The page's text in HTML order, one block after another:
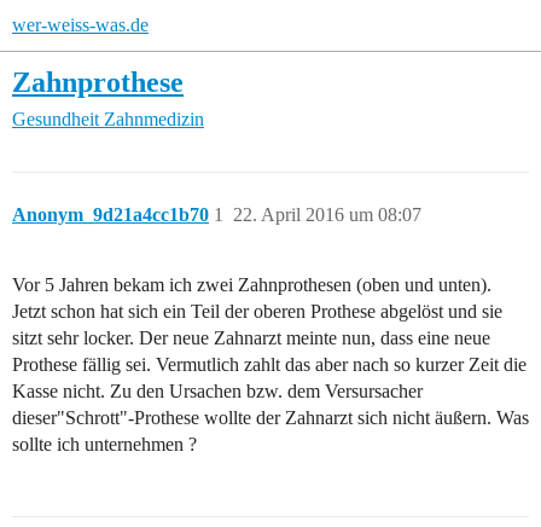
wer-weiss-was.de
Zahnprothese
Gesundheit Zahnmedizin
Anonym_9d21a4cc1b70 22. April 2016 um 08:07
1
Vor 5 Jahren bekam ich zwei Zahnprothesen (oben und unten).
Jetzt schon hat sich ein Teil der oberen Prothese abgelöst und sie
sitzt sehr locker. Der neue Zahnarzt meinte nun, dass eine neue
Prothese fällig sei. Vermutlich zahlt das aber nach so kurzer Zeit die
Kasse nicht. Zu den Ursachen bzw. dem Versursacher
dieser"Schrott"-Prothese wollte der Zahnarzt sich nicht äußern. Was
sollte ich unternehmen ?